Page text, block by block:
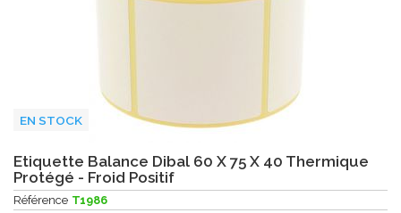
EN STOCK
Etiquette Balance Dibal 60 X 75 X 40 Thermique
Protégé - Froid Positif
Référence T1986